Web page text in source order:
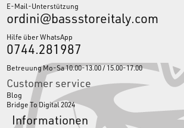
E-Mail-Unterstützung
ordini@bassstoreitaly.com
Hilfe über WhatsApp
0744.281987
Betreuung Mo-Sa 10.00-13.00 / 15.00-17.00
Customer service
Blog
Bridge To Digital 2024
Informationen